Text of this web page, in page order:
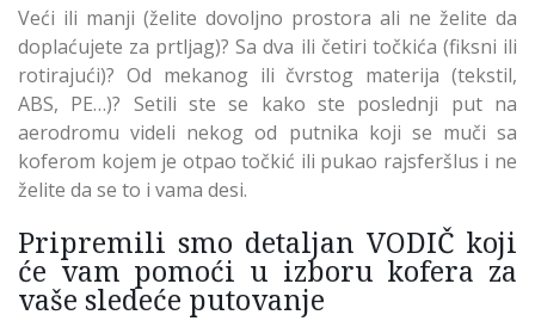
Veći ili manji (želite dovoljno prostora ali ne želite da
doplaćujete za prtljag)? Sa dva ili četiri točkića (fiksni ili
rotirajući)? Od mekanog ili čvrstog materija (tekstil,
ABS, PE…)? Setili ste se kako ste poslednji put na
aerodromu videli nekog od putnika koji se muči sa
koferom kojem je otpao točkić ili pukao rajsferšlus i ne
želite da se to i vama desi.
Pripremili smo detaljan VODIČ koji
će vam pomoći u izboru kofera za
vaše sledeće putovanje